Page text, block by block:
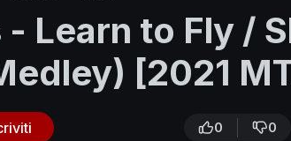
Learn to Fly /
[2021
0 0